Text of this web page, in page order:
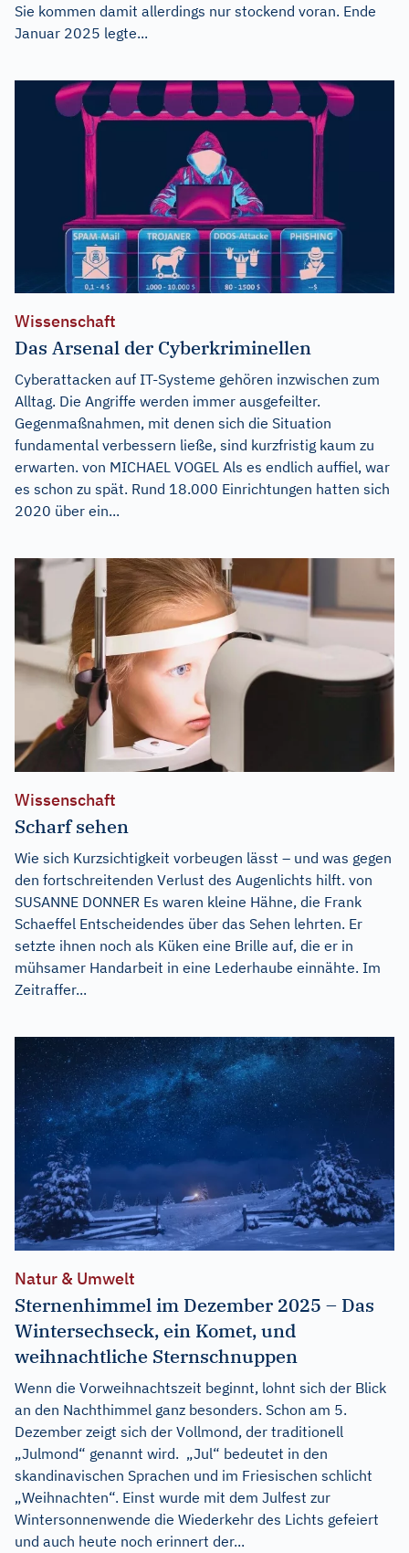
Sie kommen damit allerdings nur stockend voran. Ende
Januar 2025 legte...
Wissenschaft
Das Arsenal der Cyberkriminellen
Cyberattacken auf IT-Systeme gehören inzwischen zum
Alltag. Die Angriffe werden immer ausgefeilter.
Gegenmaßnahmen, mit denen sich die Situation
fundamental verbessern ließe, sind kurzfristig kaum zu
erwarten. von MICHAEL VOGEL Als es endlich auffiel, war
es schon zu spät. Rund 18.000 Einrichtungen hatten sich
2020 über ein...
Wissenschaft
Scharf sehen
Wie sich Kurzsichtigkeit vorbeugen lässt – und was gegen
den fortschreitenden Verlust des Augenlichts hilft. von
SUSANNE DONNER Es waren kleine Hähne, die Frank
Schaeffel Entscheidendes über das Sehen lehrten. Er
setzte ihnen noch als Küken eine Brille auf, die er in
mühsamer Handarbeit in eine Lederhaube einnähte. Im
Zeitraffer...
Natur & Umwelt
Sternenhimmel im Dezember 2025 – Das
Wintersechseck, ein Komet, und
weihnachtliche Sternschnuppen
Wenn die Vorweihnachtszeit beginnt, lohnt sich der Blick
an den Nachthimmel ganz besonders. Schon am 5.
Dezember zeigt sich der Vollmond, der traditionell
„Julmond“ genannt wird. „Jul“ bedeutet in den
skandinavischen Sprachen und im Friesischen schlicht
„Weihnachten“. Einst wurde mit dem Julfest zur
Wintersonnenwende die Wiederkehr des Lichts gefeiert
und auch heute noch erinnert der...